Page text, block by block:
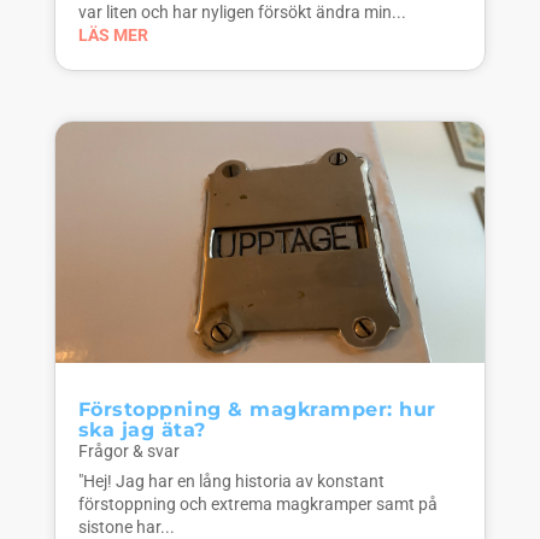
var liten och har nyligen försökt ändra min...
LÄS MER
Förstoppning & magkramper: hur
ska jag äta?
Frågor & svar
"Hej! Jag har en lång historia av konstant
förstoppning och extrema magkramper samt på
sistone har...